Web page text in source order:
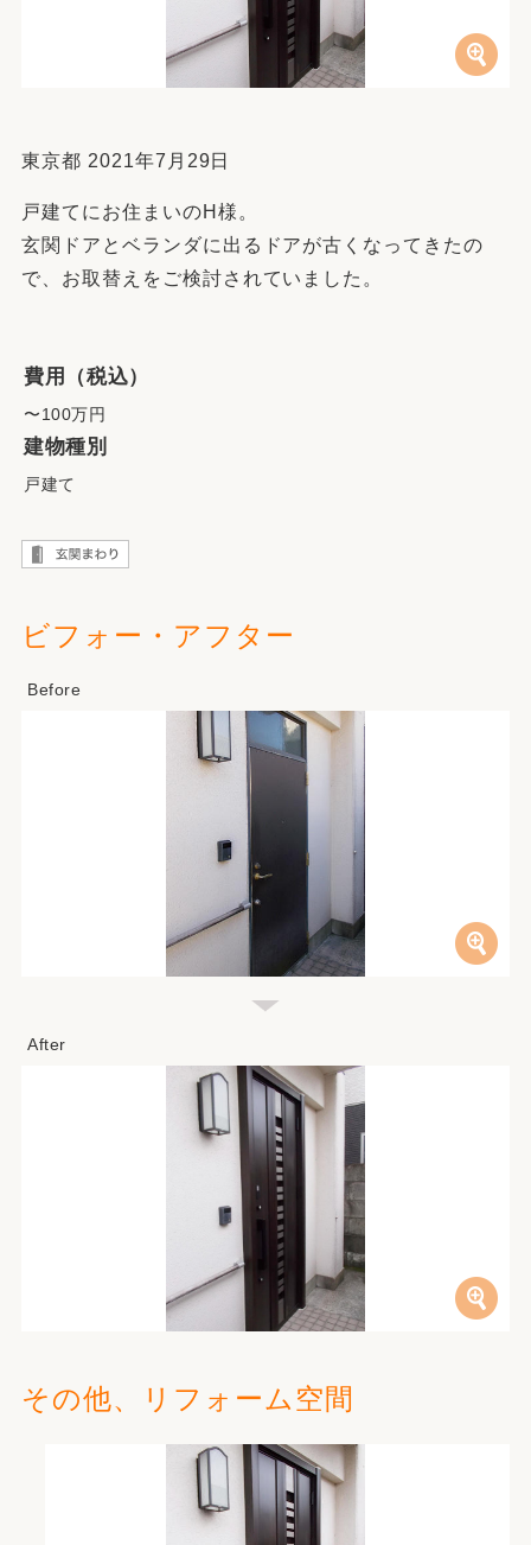
東京都 2021年7月29日
戸建てにお住まいのH様。
玄関ドアとベランダに出るドアが古くなってきたの
で、お取替えをご検討されていました。
費用（税込）
〜100万円
建物種別
戸建て
ビフォー・アフター
その他、リフォーム空間